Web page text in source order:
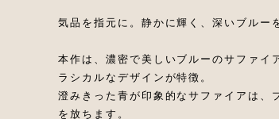
気品を指元に。静かに輝く、深いブルー
本作は、濃密で美しいブルーのサファイ
ラシカルなデザインが特徴。
澄みきった青が印象的なサファイアは、
を放ちます。